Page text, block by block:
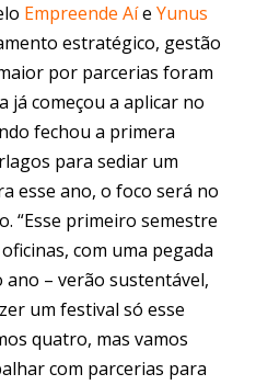
Empreende Aíe Yunus
estratégico, gestão
por parcerias foram
já começou a aplicar no
fechou a primera
para sediar um
esse ano, o foco será no
“Esse primeiro semestre
com uma pegada
– verão sustentável,
um festival só esse
quatro, mas vamos
com parcerias para